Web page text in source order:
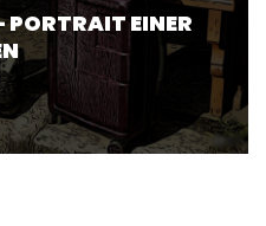
EINER